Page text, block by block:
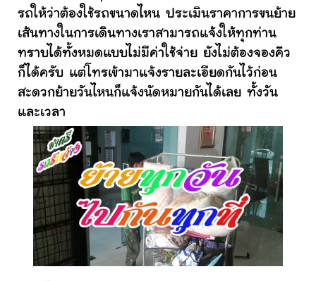
รถให้ว่าต้องใช้รถขนาดไหน ประเมินราคาการขนย้าย
เส้นทางในการเดินทางเราสามารถแจ้งให้ทุกท่าน
ทราบได้ทั้งหมดแบบไม่มีค่าใช้จ่าย ยังไม่ต้องจองคิว
ก็ได้ครับ แต่โทรเข้ามาแจ้งรายละเอียดกันไว้ก่อน
สะดวกย้ายวันไหนก็แจ้งนัดหมายกันได้เลย ทั้งวัน
และเวลา